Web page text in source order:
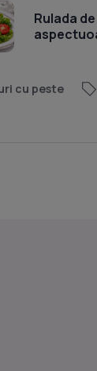
Rulada
cu peste